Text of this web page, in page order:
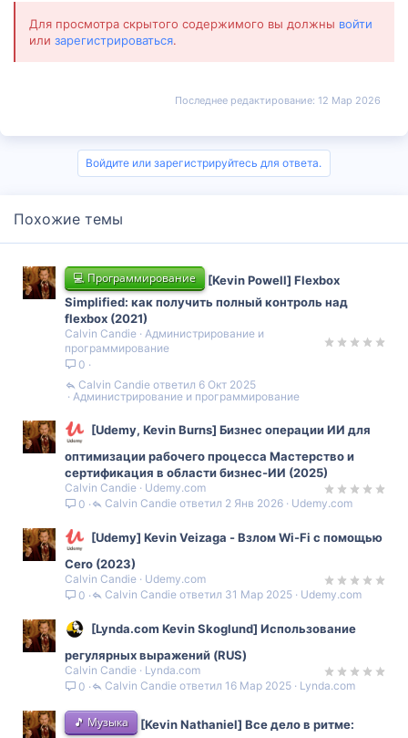
Для просмотра скрытого содержимого вы должны войти
или зарегистрироваться.
Последнее редактирование: 12 Мар 2026
Войдите или зарегистрируйтесь для ответа.
Похожие темы
💻 Программирование
[Kevin Powell] Flexbox
Simplified: как получить полный контроль над
flexbox (2021)
Calvin Candie Администрирование и
программирование
0
Администрирование и программирование
6 Окт 2025
Calvin Candie
[Udemy, Kevin Burns] Бизнес операции ИИ для
оптимизации рабочего процесса Мастерство и
сертификация в области бизнес-ИИ (2025)
Calvin Candie
Udemy.com
0
Udemy.com
2 Янв 2026
Calvin Candie
[Udemy] Kevin Veizaga - Взлом Wi-Fi с помощью
Cero (2023)
Calvin Candie
Udemy.com
0
Udemy.com
31 Мар 2025
Calvin Candie
[Lynda.com Kevin Skoglund] Использование
регулярных выражений (RUS)
Calvin Candie
Lynda.com
0
Lynda.com
16 Мар 2025
Calvin Candie
🎵 Музыка
[Kevin Nathaniel] Все дело в ритме: